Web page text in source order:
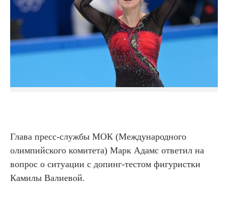
Глава пресс-службы МОК (Международного
олимпийского комитета) Марк Адамс ответил на
вопрос о ситуации с допинг-тестом фигуристки
Камилы Валиевой.